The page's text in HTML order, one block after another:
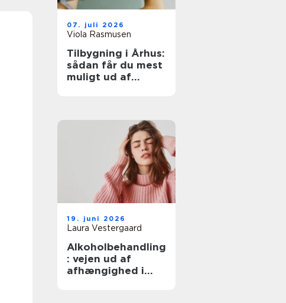
07. juli 2026
Viola Rasmusen
Tilbygning i Århus:
sådan får du mest
muligt ud af
19. juni 2026
Laura Vestergaard
Alkoholbehandling
: vejen ud af
afhængighed i